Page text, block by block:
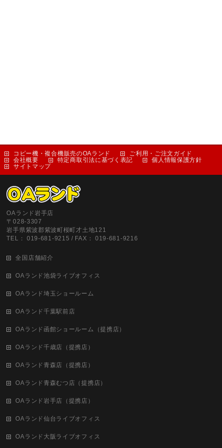
コピー機・複合機販売のOAランド
ご利用・ご注文ガイド
会社概要
特定商取引法に基づく表記
個人情報保護方針
サイトマップ
OAランド岩手店
〒028-3307
岩手県紫波郡紫波町桜町才土地121
TEL： 019-681-9215 / FAX： 019-681-9216
全国店舗紹介
OAランド池袋ライブオフィス
OAランド埼玉ショールーム
OAランド千葉駅前店
OAランド函館ショールーム（提携店）
OAランド千歳店（提携店）
OAランド青森店（提携店）
OAランド青森むつ店（提携店）
OAランド岩手店（提携店）
OAランド仙台ライブオフィス
OAランド大阪ライブオフィス